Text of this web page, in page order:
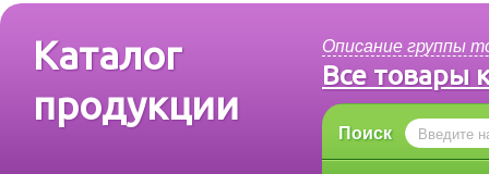
Каталог
продукции
Описание группы
Все товары
Поиск